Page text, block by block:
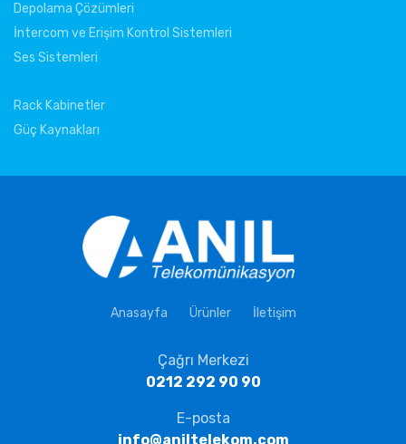
Depolama Çözümleri
İntercom ve Erişim Kontrol Sistemleri
Ses Sistemleri
Rack Kabinetler
Güç Kaynakları
Anasayfa Ürünler İletişim
Çağrı Merkezi
0212 292 90 90
E-posta
info@aniltelekom.com